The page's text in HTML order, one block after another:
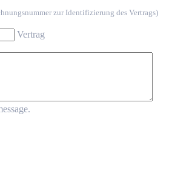
zur Identifizierung des Vertrags)
Vertrag